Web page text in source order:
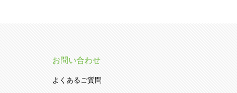
お問い合わせ
よくあるご質問